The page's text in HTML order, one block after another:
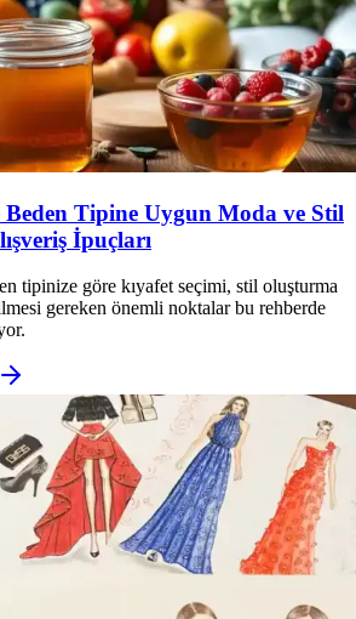
Beden Tipine Uygun Moda ve Stil
İpuçları
tipinize göre kıyafet seçimi, stil oluşturma
gereken önemli noktalar bu rehberde